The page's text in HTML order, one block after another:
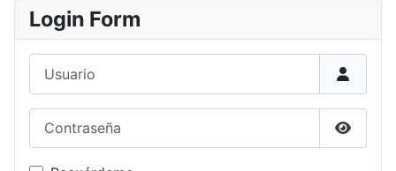
Login Form